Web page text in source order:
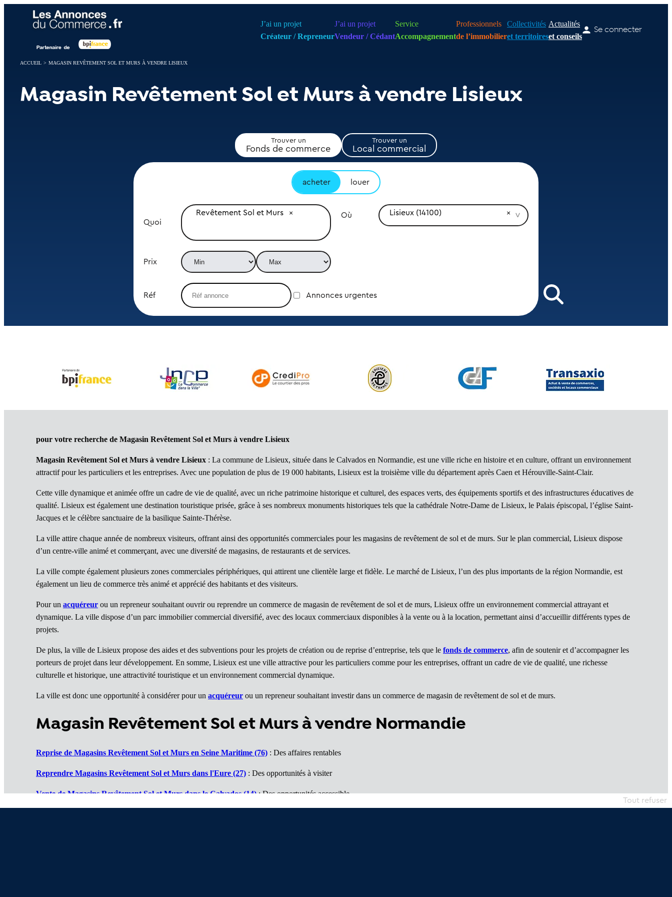
J’ai un projet
Créateur / Repreneur
J’ai un projet
Vendeur / Cédant
Service
Accompagnement
Professionnels
de l’immobilier
Collectivités
et territoires
Actualités
et conseils
Se connecter
ACCUEIL > MAGASIN REVÊTEMENT SOL ET MURS À VENDRE LISIEUX
Magasin Revêtement Sol et Murs à vendre Lisieux
Trouver un
Fonds de commerce
Trouver un
Local commercial
acheter louer
Quoi
Revêtement Sol et Murs Où Lisieux (14100)
Prix
Réf Annonces urgentes
pour votre recherche de Magasin Revêtement Sol et Murs à vendre Lisieux
Magasin Revêtement Sol et Murs à vendre Lisieux : La commune de Lisieux, située dans le Calvados en Normandie, est une ville riche en histoire et en culture, offrant un environnement
attractif pour les particuliers et les entreprises. Avec une population de plus de 19 000 habitants, Lisieux est la troisième ville du département après Caen et Hérouville-Saint-Clair.
Cette ville dynamique et animée offre un cadre de vie de qualité, avec un riche patrimoine historique et culturel, des espaces verts, des équipements sportifs et des infrastructures éducatives de
qualité. Lisieux est également une destination touristique prisée, grâce à ses nombreux monuments historiques tels que la cathédrale Notre-Dame de Lisieux, le Palais épiscopal, l’église Saint-
Jacques et le célèbre sanctuaire de la basilique Sainte-Thérèse.
La ville attire chaque année de nombreux visiteurs, offrant ainsi des opportunités commerciales pour les magasins de revêtement de sol et de murs. Sur le plan commercial, Lisieux dispose
d’un centre-ville animé et commerçant, avec une diversité de magasins, de restaurants et de services.
La ville compte également plusieurs zones commerciales périphériques, qui attirent une clientèle large et fidèle. Le marché de Lisieux, l’un des plus importants de la région Normandie, est
également un lieu de commerce très animé et apprécié des habitants et des visiteurs.
Pour un acquéreur ou un repreneur souhaitant ouvrir ou reprendre un commerce de magasin de revêtement de sol et de murs, Lisieux offre un environnement commercial attrayant et
dynamique. La ville dispose d’un parc immobilier commercial diversifié, avec des locaux commerciaux disponibles à la vente ou à la location, permettant ainsi d’accueillir différents types de
projets.
De plus, la ville de Lisieux propose des aides et des subventions pour les projets de création ou de reprise d’entreprise, tels que le fonds de commerce, afin de soutenir et d’accompagner les
porteurs de projet dans leur développement. En somme, Lisieux est une ville attractive pour les particuliers comme pour les entreprises, offrant un cadre de vie de qualité, une richesse
culturelle et historique, une attractivité touristique et un environnement commercial dynamique.
La ville est donc une opportunité à considérer pour un acquéreur ou un repreneur souhaitant investir dans un commerce de magasin de revêtement de sol et de murs.
Magasin Revêtement Sol et Murs à vendre Normandie
Reprise de Magasins Revêtement Sol et Murs en Seine Maritime (76) : Des affaires rentables
Reprendre Magasins Revêtement Sol et Murs dans l'Eure (27) : Des opportunités à visiter
Vente de Magasins Revêtement Sol et Murs dans le Calvados (14): Des opportunités accessible
Panneau de gestion des cookies
Tout refuser